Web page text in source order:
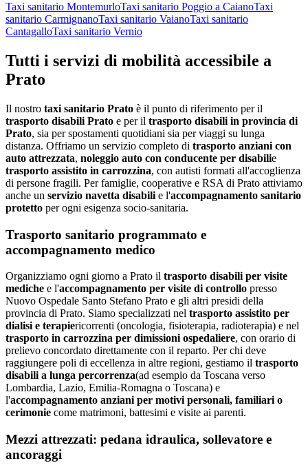
Taxi sanitario MontemurloTaxi sanitario Poggio a CaianoTaxi
sanitario CarmignanoTaxi sanitario VaianoTaxi sanitario
CantagalloTaxi sanitario Vernio
Tutti i servizi di mobilità accessibile a
Prato
Il nostro taxi sanitario Prato è il punto di riferimento per il
trasporto disabili Prato e per il trasporto disabili in provincia di
Prato, sia per spostamenti quotidiani sia per viaggi su lunga
distanza. Offriamo un servizio completo di trasporto anziani con
auto attrezzata, noleggio auto con conducente per disabilie
trasporto assistito in carrozzina, con autisti formati all'accoglienza
di persone fragili. Per famiglie, cooperative e RSA di Prato attiviamo
anche un servizio navetta disabili e l'accompagnamento sanitario
protetto per ogni esigenza socio-sanitaria.
Trasporto sanitario programmato e
accompagnamento medico
Organizziamo ogni giorno a Prato il trasporto disabili per visite
mediche e l'accompagnamento per visite di controllo presso
Nuovo Ospedale Santo Stefano Prato e gli altri presidi della
provincia di Prato. Siamo specializzati nel trasporto assistito per
dialisi e terapiericorrenti (oncologia, fisioterapia, radioterapia) e nel
trasporto in carrozzina per dimissioni ospedaliere, con orario di
prelievo concordato direttamente con il reparto. Per chi deve
raggiungere poli di eccellenza in altre regioni, gestiamo il trasporto
disabili a lunga percorrenza(ad esempio da Toscana verso
Lombardia, Lazio, Emilia-Romagna o Toscana) e
l'accompagnamento anziani per motivi personali, familiari o
cerimonie come matrimoni, battesimi e visite ai parenti.
Mezzi attrezzati: pedana idraulica, sollevatore e
ancoraggi